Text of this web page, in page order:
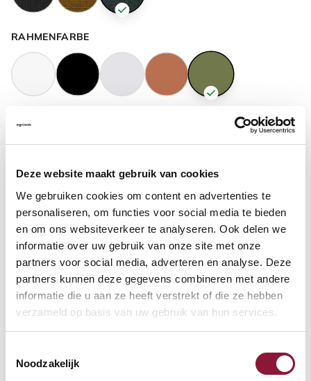
Deze website maakt gebruik van cookies
We gebruiken cookies om content en advertenties te
personaliseren, om functies voor social media te bieden
en om ons websiteverkeer te analyseren. Ook delen we
informatie over uw gebruik van onze site met onze
partners voor social media, adverteren en analyse. Deze
partners kunnen deze gegevens combineren met andere
informatie die u aan ze heeft verstrekt of die ze hebben
verzameld op basis van uw gebruik van hun services.
Noodzakelijk
RAHMENFARBE
FUSSRING ?
FUSSRING AUS POLIERTEM ALUMINIUM